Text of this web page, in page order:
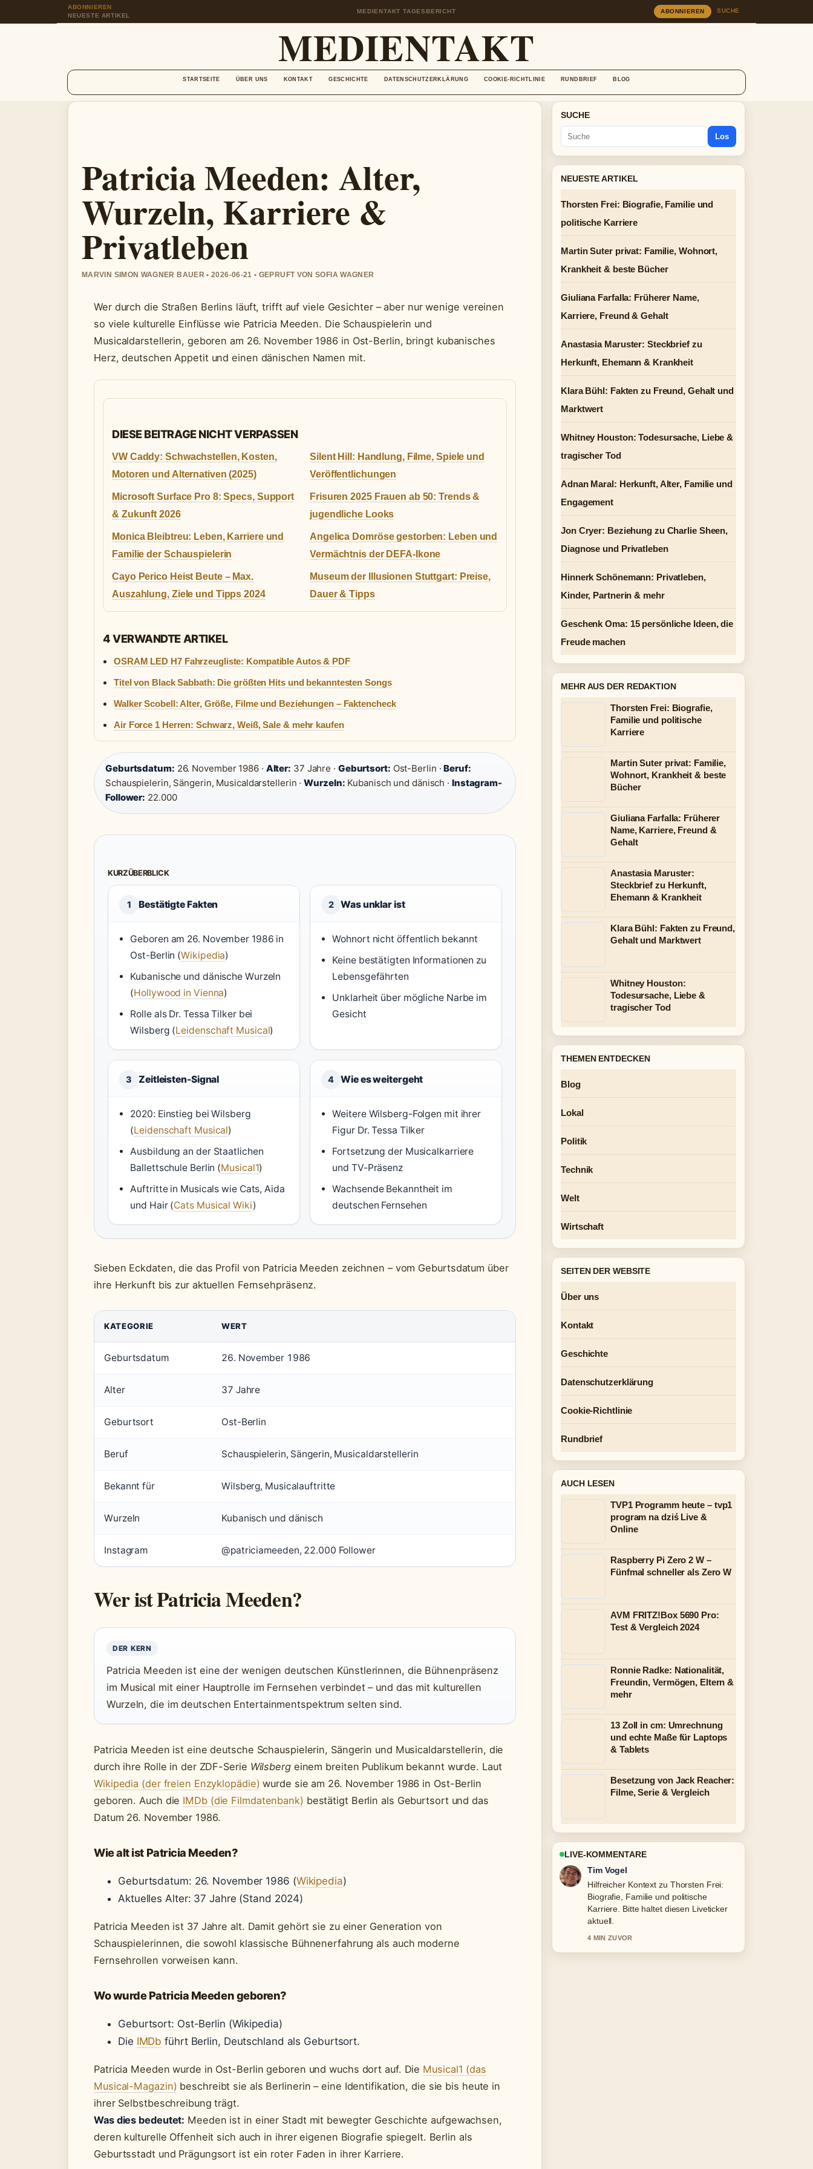
ABONNIEREN
NEUESTE ARTIKEL
MEDIENTAKT TAGESBERICHT ABONNIEREN SUCHE
MEDIENTAKT
STARTSEITE ÜBER UNS KONTAKT GESCHICHTE DATENSCHUTZERKLÄRUNG COOKIE-RICHTLINIE RUNDBRIEF BLOG
Patricia Meeden: Alter,
Wurzeln, Karriere &
Privatleben
MARVIN SIMON WAGNER BAUER • 2026-06-21 • GEPRUFT VON SOFIA WAGNER
Wer durch die Straßen Berlins läuft, trifft auf viele Gesichter – aber nur wenige vereinen
so viele kulturelle Einflüsse wie Patricia Meeden. Die Schauspielerin und
Musicaldarstellerin, geboren am 26. November 1986 in Ost-Berlin, bringt kubanisches
Herz, deutschen Appetit und einen dänischen Namen mit.
DIESE BEITRAGE NICHT VERPASSEN
VW Caddy: Schwachstellen, Kosten,
Motoren und Alternativen (2025)
Silent Hill: Handlung, Filme, Spiele und
Veröffentlichungen
Microsoft Surface Pro 8: Specs, Support
& Zukunft 2026
Frisuren 2025 Frauen ab 50: Trends &
jugendliche Looks
Monica Bleibtreu: Leben, Karriere und
Familie der Schauspielerin
Angelica Domröse gestorben: Leben und
Vermächtnis der DEFA-Ikone
Cayo Perico Heist Beute – Max.
Auszahlung, Ziele und Tipps 2024
Museum der Illusionen Stuttgart: Preise,
Dauer & Tipps
4 VERWANDTE ARTIKEL
OSRAM LED H7 Fahrzeugliste: Kompatible Autos & PDF
Titel von Black Sabbath: Die größten Hits und bekanntesten Songs
Walker Scobell: Alter, Größe, Filme und Beziehungen – Faktencheck
Air Force 1 Herren: Schwarz, Weiß, Sale & mehr kaufen
Geburtsdatum: 26. November 1986 · Alter: 37 Jahre · Geburtsort: Ost-Berlin ·Beruf:
Schauspielerin, Sängerin, Musicaldarstellerin ·Wurzeln: Kubanisch und dänisch · Instagram-
Follower: 22.000
KURZÜBERBLICK
1 Bestätigte Fakten
Geboren am 26. November 1986 in
Ost-Berlin (Wikipedia)
Kubanische und dänische Wurzeln
(Hollywood in Vienna)
Rolle als Dr. Tessa Tilker bei
Wilsberg (Leidenschaft Musical)
2 Was unklar ist
Wohnort nicht öffentlich bekannt
Keine bestätigten Informationen zu
Lebensgefährten
Unklarheit über mögliche Narbe im
Gesicht
3 Zeitleisten-Signal
2020: Einstieg bei Wilsberg
(Leidenschaft Musical)
Ausbildung an der Staatlichen
Ballettschule Berlin (Musical1)
Auftritte in Musicals wie Cats, Aida
und Hair (Cats Musical Wiki)
4 Wie es weitergeht
Weitere Wilsberg-Folgen mit ihrer
Figur Dr. Tessa Tilker
Fortsetzung der Musicalkarriere
und TV-Präsenz
Wachsende Bekanntheit im
deutschen Fernsehen
Sieben Eckdaten, die das Profil von Patricia Meeden zeichnen – vom Geburtsdatum über
ihre Herkunft bis zur aktuellen Fernsehpräsenz.
KATEGORIE WERT
Geburtsdatum 26. November 1986
Alter 37 Jahre
Geburtsort Ost-Berlin
Beruf Schauspielerin, Sängerin, Musicaldarstellerin
Bekannt für Wilsberg, Musicalauftritte
Wurzeln Kubanisch und dänisch
Instagram @patriciameeden, 22.000 Follower
Wer ist Patricia Meeden?
DER KERN
Patricia Meeden ist eine der wenigen deutschen Künstlerinnen, die Bühnenpräsenz
im Musical mit einer Hauptrolle im Fernsehen verbindet – und das mit kulturellen
Wurzeln, die im deutschen Entertainmentspektrum selten sind.
Patricia Meeden ist eine deutsche Schauspielerin, Sängerin und Musicaldarstellerin, die
durch ihre Rolle in der ZDF-Serie Wilsbergeinem breiten Publikum bekannt wurde. Laut
Wikipedia (der freien Enzyklopädie) wurde sie am 26. November 1986 in Ost-Berlin
geboren. Auch die IMDb (die Filmdatenbank) bestätigt Berlin als Geburtsort und das
Datum 26. November 1986.
Wie alt ist Patricia Meeden?
Geburtsdatum: 26. November 1986 (Wikipedia)
Aktuelles Alter: 37 Jahre (Stand 2024)
Patricia Meeden ist 37 Jahre alt. Damit gehört sie zu einer Generation von
Schauspielerinnen, die sowohl klassische Bühnenerfahrung als auch moderne
Fernsehrollen vorweisen kann.
Wo wurde Patricia Meeden geboren?
Geburtsort: Ost-Berlin (Wikipedia)
Die IMDb führt Berlin, Deutschland als Geburtsort.
Patricia Meeden wurde in Ost-Berlin geboren und wuchs dort auf. Die Musical1 (das
Musical-Magazin) beschreibt sie als Berlinerin – eine Identifikation, die sie bis heute in
ihrer Selbstbeschreibung trägt.
Was dies bedeutet: Meeden ist in einer Stadt mit bewegter Geschichte aufgewachsen,
deren kulturelle Offenheit sich auch in ihrer eigenen Biografie spiegelt. Berlin als
Geburtsstadt und Prägungsort ist ein roter Faden in ihrer Karriere.
SUCHE
Los
NEUESTE ARTIKEL
Thorsten Frei: Biografie, Familie und
politische Karriere
Martin Suter privat: Familie, Wohnort,
Krankheit & beste Bücher
Giuliana Farfalla: Früherer Name,
Karriere, Freund & Gehalt
Anastasia Maruster: Steckbrief zu
Herkunft, Ehemann & Krankheit
Klara Bühl: Fakten zu Freund, Gehalt und
Marktwert
Whitney Houston: Todesursache, Liebe &
tragischer Tod
Adnan Maral: Herkunft, Alter, Familie und
Engagement
Jon Cryer: Beziehung zu Charlie Sheen,
Diagnose und Privatleben
Hinnerk Schönemann: Privatleben,
Kinder, Partnerin & mehr
Geschenk Oma: 15 persönliche Ideen, die
Freude machen
MEHR AUS DER REDAKTION
Thorsten Frei: Biografie,
Familie und politische
Karriere
Martin Suter privat: Familie,
Wohnort, Krankheit & beste
Bücher
Giuliana Farfalla: Früherer
Name, Karriere, Freund &
Gehalt
Anastasia Maruster:
Steckbrief zu Herkunft,
Ehemann & Krankheit
Klara Bühl: Fakten zu Freund,
Gehalt und Marktwert
Whitney Houston:
Todesursache, Liebe &
tragischer Tod
THEMEN ENTDECKEN
Blog
Lokal
Politik
Technik
Welt
Wirtschaft
SEITEN DER WEBSITE
Über uns
Kontakt
Geschichte
Datenschutzerklärung
Cookie-Richtlinie
Rundbrief
AUCH LESEN
TVP1 Programm heute – tvp1
program na dziś Live &
Online
Raspberry Pi Zero 2 W –
Fünfmal schneller als Zero W
AVM FRITZ!Box 5690 Pro:
Test & Vergleich 2024
Ronnie Radke: Nationalität,
Freundin, Vermögen, Eltern &
mehr
13 Zoll in cm: Umrechnung
und echte Maße für Laptops
& Tablets
Besetzung von Jack Reacher:
Filme, Serie & Vergleich
LIVE-KOMMENTARE
Mila Kruger
Die Berichterstattung zu Martin Suter
privat: Familie, Wohnort, Krankheit
&#038;... wirkt solide und sehr gut
nachvollziehbar.
6 MIN ZUVOR